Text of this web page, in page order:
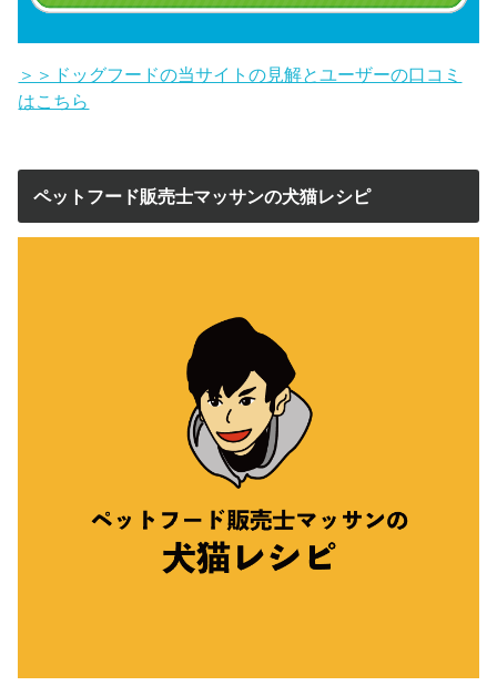
＞＞ドッグフードの当サイトの見解とユーザーの口コミ
はこちら
ペットフード販売士マッサンの犬猫レシピ